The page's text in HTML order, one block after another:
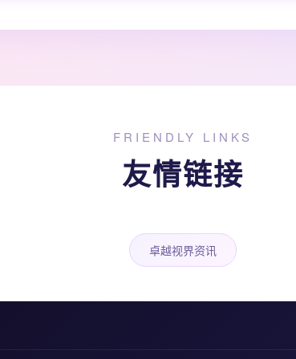
FRIENDLY LINKS
友情链接
卓越视界资讯